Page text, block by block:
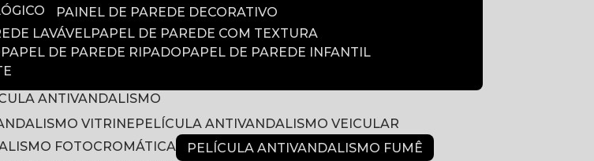
PAINEL DE PAREDE DECORATIVO
LAVÁVEL PAPEL DE PAREDE COM TEXTURA
PAPEL DE PAREDE RIPADO
PAPEL DE PAREDE INFANTIL
ANTIVANDALISMO
VITRINE
PELÍCULA ANTIVANDALISMO VEICULAR
FOTOCROMÁTICA
PELÍCULA ANTIVANDALISMO FUMÊ